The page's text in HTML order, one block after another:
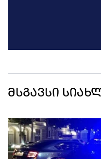
მსგავსი